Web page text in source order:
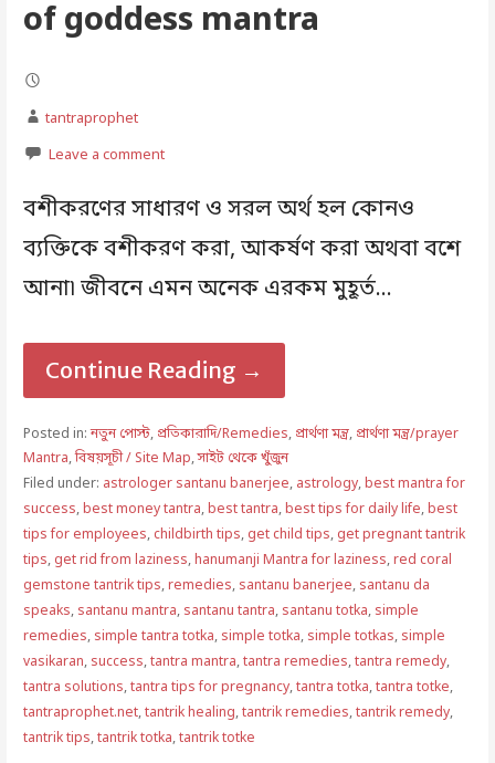
of goddess mantra
tantraprophet
Leave a comment
বশীকরণের সাধারণ ও সরল অর্থ হল কোনও
ব্যক্তিকে বশীকরণ করা, আকর্ষণ করা অথবা বশে
আনা৷ জীবনে এমন অনেক এরকম মুহূর্ত…
Continue Reading →
Posted in:নতুন পোস্ট, প্রতিকারাদি/Remedies, প্রার্থণা মন্ত্র, প্রার্থণা মন্ত্র/prayer
Mantra,বিষয়সূচী / Site Map,সাইট থেকে খুঁজুন
Filed under: astrologer santanu banerjee, astrology,best mantra for
success,best money tantra,best tantra,best tips for daily life,best
tips for employees, childbirth tips, get child tips, get pregnant tantrik
tips, get rid from laziness,hanumanji Mantra for laziness,red coral
gemstone tantrik tips,remedies, santanu banerjee, santanu da
speaks, santanu mantra, santanu tantra, santanu totka, simple
remedies, simple tantra totka, simple totka, simple totkas, simple
vasikaran, success,tantra mantra,tantra remedies,tantra remedy,
tantra solutions,tantra tips for pregnancy,tantra totka,tantra totke,
tantraprophet.net,tantrik healing,tantrik remedies,tantrik remedy,
tantrik tips,tantrik totka,tantrik totke